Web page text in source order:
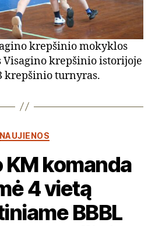
krepšinio mokyklos
Visagino krepšinio istorijoje
krepšinio turnyras.
Kategorijos
NAUJIENOS
komanda
4 vietą
BBBL